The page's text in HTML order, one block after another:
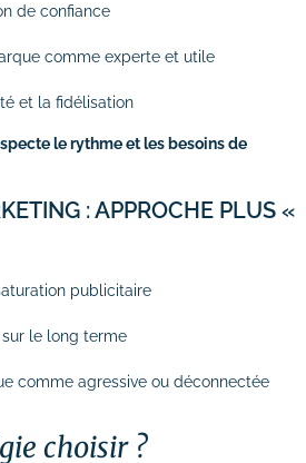
de confiance
comme experte et utile
et la fidélisation
le rythme et les besoins de
: APPROCHE PLUS «
publicitaire
le long terme
comme agressive ou déconnectée
choisir ?